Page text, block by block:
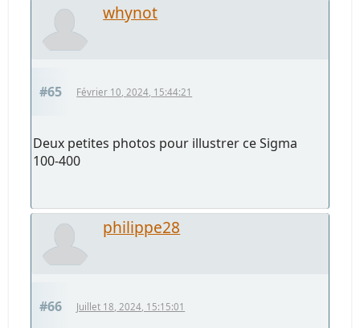
whynot
#65 Février 10, 2024, 15:44:21
Deux petites photos pour illustrer ce Sigma
100-400
philippe28
#66 Juillet 18, 2024, 15:15:01